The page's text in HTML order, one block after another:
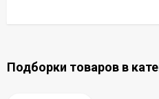
Подборки товаров в